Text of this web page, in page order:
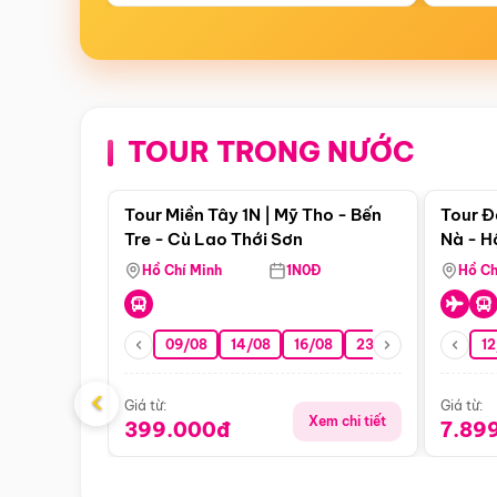
TOUR TRONG NƯỚC
Điểm nổi bật
Tour Miền Tây 1N | Mỹ Tho - Bến
Tre - Cù Lao Thới Sơn
Hồ Chí Minh 1N0Đ
09/08 14/08 16/08 23/08 30/08
Giá từ:
399.000đ Xem chi tiết
Tour
Nà -
Nha
Hồ
Giá từ:
‹